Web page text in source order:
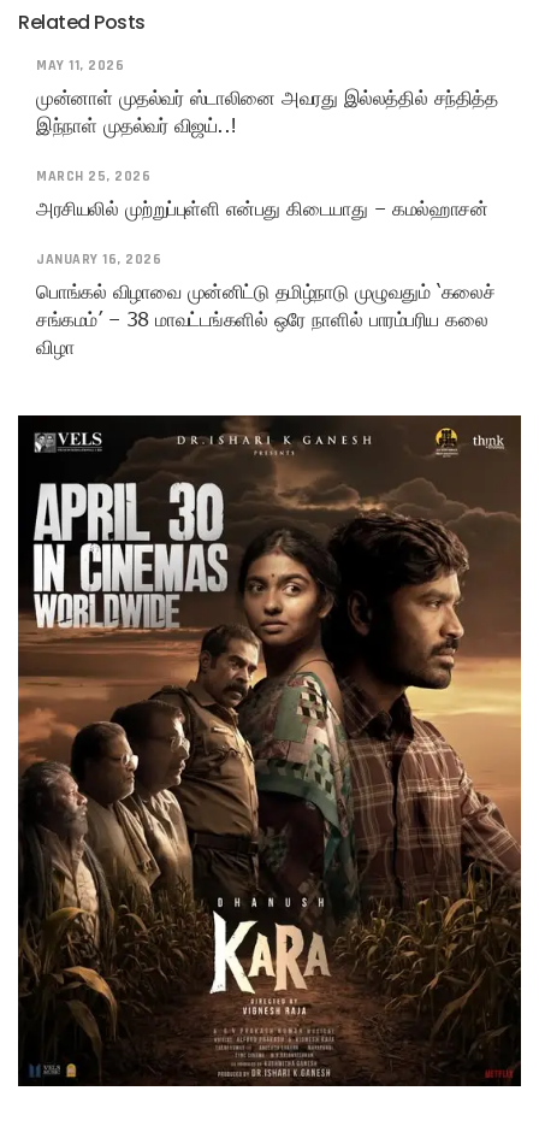
Related Posts
MAY 11, 2026
முன்னாள் முதல்வர் ஸ்டாலினை அவரது இல்லத்தில் சந்தித்த
இந்நாள் முதல்வர் விஜய்..!
MARCH 25, 2026
அரசியலில் முற்றுப்புள்ளி என்பது கிடையாது – கமல்ஹாசன்
JANUARY 16, 2026
பொங்கல் விழாவை முன்னிட்டு தமிழ்நாடு முழுவதும் ‘கலைச்
சங்கமம்’ – 38 மாவட்டங்களில் ஒரே நாளில் பாரம்பரிய கலை
விழா